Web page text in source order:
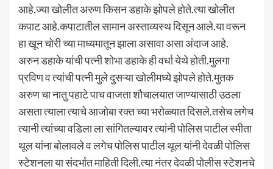
आहे.ज्या खोलीत अरुण किसन डहाके झोपले होते.त्या खोलीत
कपाट आहे.कपाटातील सामान अस्ताव्यस्थ दिसून आले.या वरून
हा खून चोरी च्या माध्यमातून झाला असावा असा अंदाज आहे.
अरुन डहाके यांची पत्नी शोभा डहाके ही वर्धा येथे होती.मुलगा
प्रविण व त्यांची पत्नी मुले दुसऱ्या खोलीमध्ये झोपले होते.मुतक
अरुण चा नातु पहाटे पाच वाजता शौचालयात जाण्यासाठी उठला
असता त्याला त्याचे आजोबा रक्त च्या भरोळ्यात दिसले.तसेच लगेच
त्यानी त्यांच्या वडिला ला सांगितल्यावर त्यांनी पोलिस पाटील स्मीता
थूल यांना बोलावले व लगेच पोलिस पाटील थूल यांनी देवळी पोलिस
स्टेशनला या संदर्भात माहिती दिली.त्या नंतर देवळी पोलीस स्टेशनचे